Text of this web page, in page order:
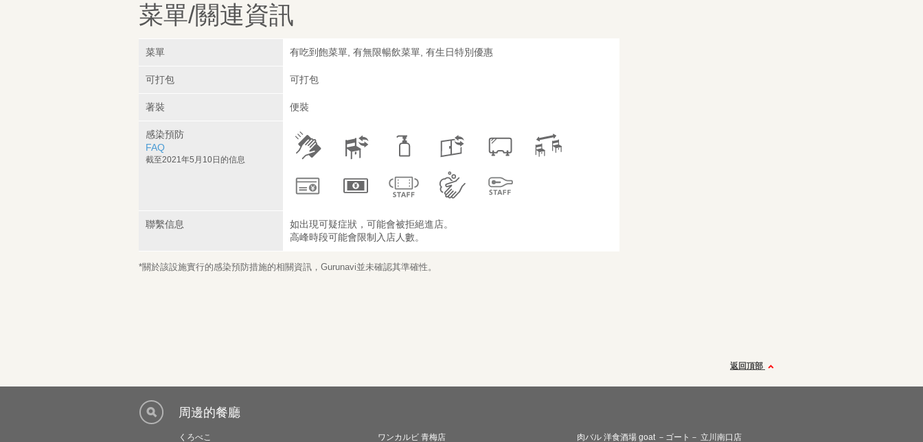
菜單/關連資訊
菜單 有吃到飽菜單, 有無限暢飲菜單, 有生日特別優惠
可打包 可打包
著裝 便裝
感染預防
FAQ
截至2021年5月10日的信息
聯繫信息
如出現可疑症狀，可能會被拒絕進店。
高峰時段可能會限制入店人數。
*關於該設施實行的感染預防措施的相關資訊，Gurunavi並未確認其準確性。
返回頂部
周邊的餐廳
くろべこ ワンカルビ 青梅店 肉バル 洋食酒場 goat －ゴート－ 立川南口店